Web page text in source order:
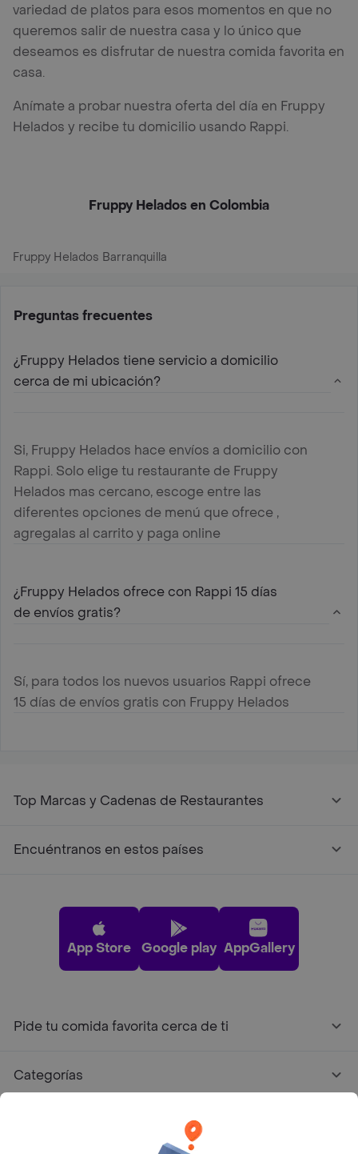
variedad de platos para esos momentos en que no
queremos salir de nuestra casa y lo único que
deseamos es disfrutar de nuestra comida favorita en
casa.
Anímate a probar nuestra oferta del día en Fruppy
Helados y recibe tu domicilio usando Rappi.
Fruppy Helados en Colombia
Fruppy Helados Barranquilla
Preguntas frecuentes
¿Fruppy Helados tiene servicio a domicilio
cerca de mi ubicación?
Si, Fruppy Helados hace envíos a domicilio con
Rappi. Solo elige tu restaurante de Fruppy
Helados mas cercano, escoge entre las
diferentes opciones de menú que ofrece ,
agregalas al carrito y paga online
¿Fruppy Helados ofrece con Rappi 15 días
de envíos gratis?
Sí, para todos los nuevos usuarios Rappi ofrece
15 días de envíos gratis con Fruppy Helados
Top Marcas y Cadenas de Restaurantes
Encuéntranos en estos países
App Store Google play AppGallery
Pide tu comida favorita cerca de ti
Categorías